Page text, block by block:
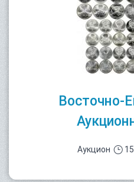
Восточно-
Аукцион